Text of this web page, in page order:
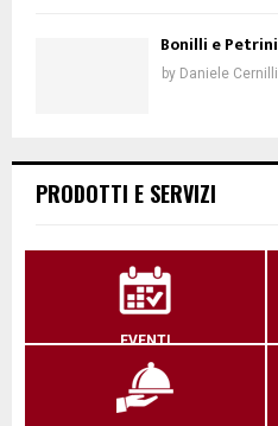
Bonilli e Petrini
by Daniele Cernilli
PRODOTTI E SERVIZI
EVENTI